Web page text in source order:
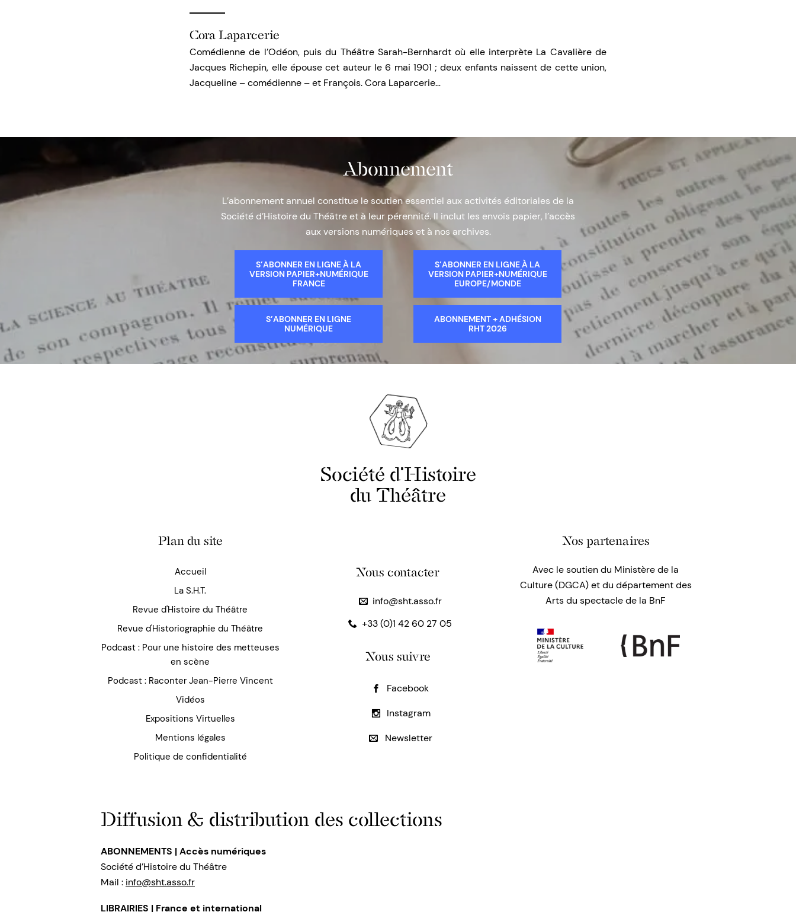
Cora Laparcerie
Comédienne de l’Odéon, puis du Théâtre Sarah-Bernhardt où elle interprète La Cavalière de
Jacques Richepin, elle épouse cet auteur le 6 mai 1901 ; deux enfants naissent de cette union,
Jacqueline – comédienne – et François. Cora Laparcerie…
Abonnement
L’abonnement annuel constitue le soutien essentiel aux activités éditoriales de la
Société d’Histoire du Théâtre et à leur pérennité. Il inclut les envois papier, l’accès
aux versions numériques et à nos archives.
S’ABONNER EN LIGNE À LA
VERSION PAPIER+NUMÉRIQUE
FRANCE
S’ABONNER EN LIGNE À LA
VERSION PAPIER+NUMÉRIQUE
EUROPE/MONDE
S’ABONNER EN LIGNE
NUMÉRIQUE
ABONNEMENT + ADHÉSION
RHT 2026
Société d'Histoire
du Théâtre
Plan du site
Accueil
La S.H.T.
Revue d'Histoire du Théâtre
Revue d'Historiographie du Théâtre
Podcast : Pour une histoire des metteuses
en scène
Podcast : Raconter Jean-Pierre Vincent
Vidéos
Expositions Virtuelles
Mentions légales
Politique de confidentialité
Nous contacter
info@sht.asso.fr
+33 (0)1 42 60 27 05
Nous suivre
Facebook
Instagram
Newsletter
Nos partenaires
Avec le soutien du Ministère de la
Culture (DGCA) et du département des
Arts du spectacle de la BnF
Diffusion & distribution des collections
ABONNEMENTS | Accès numériques
Société d’Histoire du Théâtre
Mail : info@sht.asso.fr
LIBRAIRIES | France et international